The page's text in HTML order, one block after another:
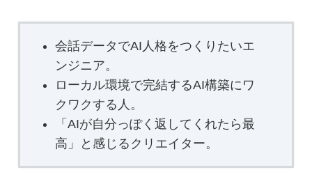
会話データでAI人格をつくりたいエ
ンジニア。
ローカル環境で完結するAI構築にワ
クワクする人。
「AIが自分っぽく返してくれたら最
高」と感じるクリエイター。